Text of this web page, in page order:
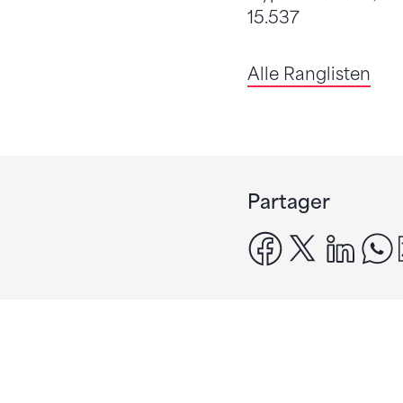
15.537
Alle Ranglisten
Partager
facebook
x